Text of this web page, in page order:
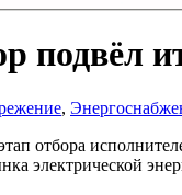
подвёл
,
отбора
электрической